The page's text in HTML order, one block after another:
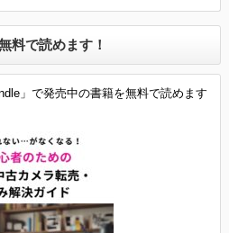
料で読めます！
」で発売中の書籍を無料で読めます